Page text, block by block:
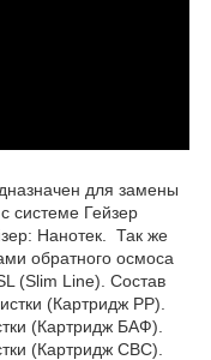
для замены
системе Гейзер
Нанотек. Так же
обратного осмоса
(Slim Line). Состав
(Картридж PP).
(Картридж БАФ).
(Картридж СВС).